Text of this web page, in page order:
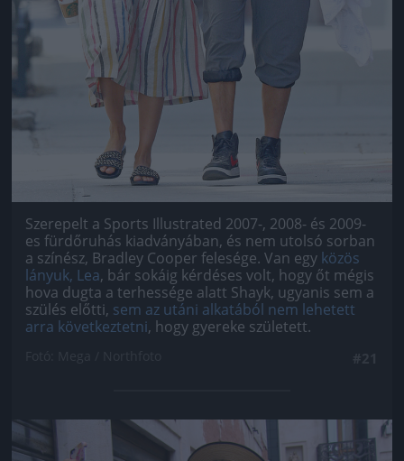
Szerepelt a Sports Illustrated 2007-, 2008- és 2009-
es fürdőruhás kiadványában, és nem utolsó sorban
a színész, Bradley Cooper felesége. Van egy közös
lányuk, Lea, bár sokáig kérdéses volt, hogy őt mégis
hova dugta a terhessége alatt Shayk, ugyanis sem a
szülés előtti, sem az utáni alkatából nem lehetett
arra következtetni, hogy gyereke született.
Jön még kép!